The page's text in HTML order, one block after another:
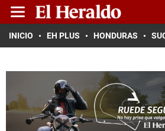
INICIO EH PLUS HONDURAS